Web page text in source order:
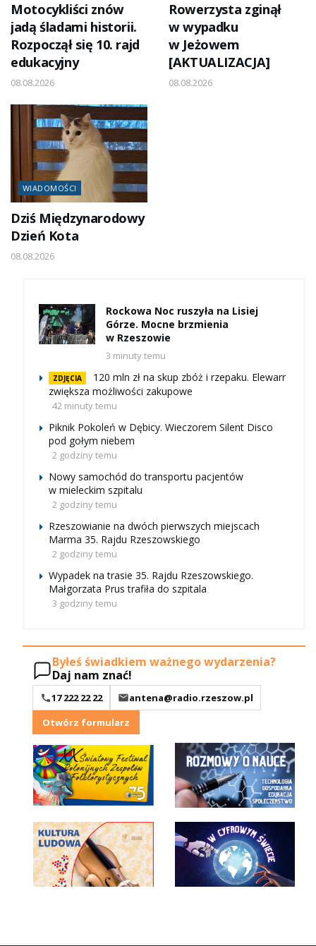
Motocykliści znów
jadą śladami historii.
Rozpoczął się 10. rajd
edukacyjny
08.08.2026
Rowerzysta zginął
w wypadku
w Jeżowem
[AKTUALIZACJA]
08.08.2026
WIADOMOŚCI
Dziś Międzynarodowy
Dzień Kota
08.08.2026
Rockowa Noc ruszyła na Lisiej
Górze. Mocne brzmienia
w Rzeszowie
3 minuty temu
ZDJĘCIA
120 mln zł na skup zbóż i rzepaku. Elewarr
zwiększa możliwości zakupowe
42 minuty temu
Piknik Pokoleń w Dębicy. Wieczorem Silent Disco
pod gołym niebem
2 godziny temu
Nowy samochód do transportu pacjentów
w mieleckim szpitalu
2 godziny temu
Rzeszowianie na dwóch pierwszych miejscach
Marma 35. Rajdu Rzeszowskiego
2 godziny temu
Wypadek na trasie 35. Rajdu Rzeszowskiego.
Małgorzata Prus trafiła do szpitala
3 godziny temu
Byłeś świadkiem ważnego wydarzenia?
Daj nam znać!
17 222 22 22
antena@radio.rzeszow.pl
Otwórz formularz